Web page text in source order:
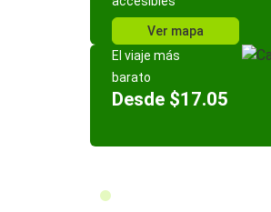
Ver mapa
El viaje más
barato
Desde $17.05